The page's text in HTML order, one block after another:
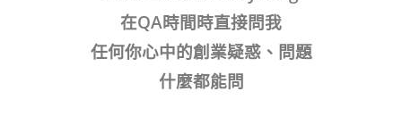
在QA時間時直接問我
任何你心中的創業疑惑、問題
什麼都能問